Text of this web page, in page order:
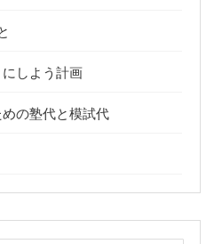
しよう計画
の塾代と模試代